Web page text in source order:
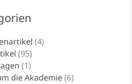
(4)
(95)
(1)
die Akademie(6)